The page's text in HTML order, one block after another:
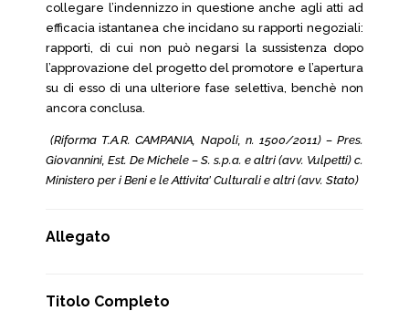
collegare l’indennizzo in questione anche agli atti ad
efficacia istantanea che incidano su rapporti negoziali:
rapporti, di cui non può negarsi la sussistenza dopo
l’approvazione del progetto del promotore e l’apertura
su di esso di una ulteriore fase selettiva, benchè non
ancora conclusa.
(Riforma T.A.R. CAMPANIA, Napoli, n. 1500/2011) – Pres.
Giovannini, Est. De Michele – S. s.p.a. e altri (avv. Vulpetti) c.
Ministero per i Beni e le Attivita’ Culturali e altri (avv. Stato)
Allegato
Titolo Completo